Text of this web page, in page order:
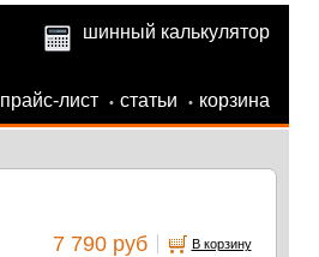
шинный калькулятор
прайс-лист • статьи • корзина
7 790 руб В корзину